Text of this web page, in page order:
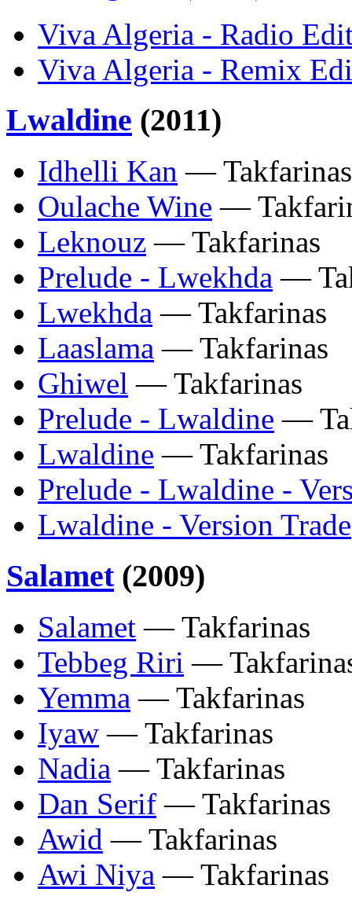
Viva Algeria - Radio
Viva Algeria - Remix
Lwaldine (2011)
Idhelli Kan — Takfarinas
Oulache Wine —
Leknouz — Takfarinas
Prelude - Lwekhda —
Lwekhda — Takfarinas
Laaslama — Takfarinas
Ghiwel — Takfarinas
Prelude - Lwaldine —
Lwaldine — Takfarinas
Prelude - Lwaldine -
Lwaldine - Version Trade
Salamet(2009)
Salamet — Takfarinas
Tebbeg Riri —
Yemma — Takfarinas
Iyaw — Takfarinas
Nadia — Takfarinas
Dan Serif — Takfarinas
Awid — Takfarinas
Awi Niya — Takfarinas